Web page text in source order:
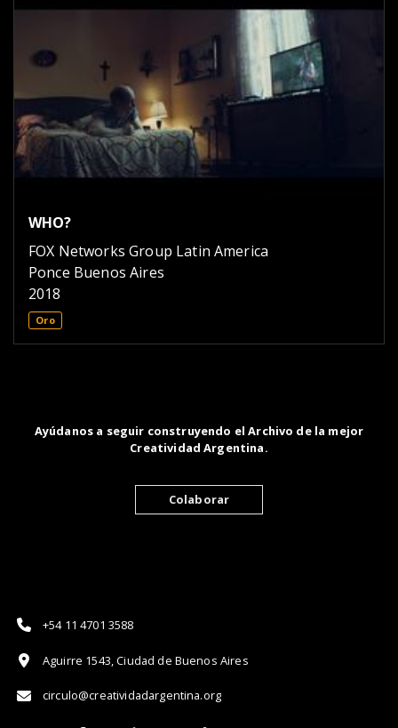
WHO?
FOX Networks Group Latin America
Ponce Buenos Aires
2018
Oro
Ayúdanos a seguir construyendo el Archivo de la mejor
Creatividad Argentina.
Colaborar
+54 11 4701 3588
Aguirre 1543, Ciudad de Buenos Aires
circulo@creatividadargentina.org